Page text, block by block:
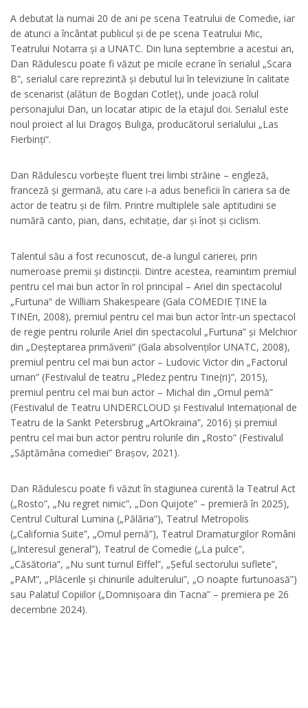
A debutat la numai 20 de ani pe scena Teatrului de Comedie, iar
de atunci a încântat publicul și de pe scena Teatrului Mic,
Teatrului Notarra și a UNATC. Din luna septembrie a acestui an,
Dan Rădulescu poate fi văzut pe micile ecrane în serialul „Scara
B“, serialul care reprezintă și debutul lui în televiziune în calitate
de scenarist (alături de Bogdan Cotleț), unde joacă rolul
personajului Dan, un locatar atipic de la etajul doi. Serialul este
noul proiect al lui Dragoș Buliga, producătorul serialului „Las
Fierbinți“.
Dan Rădulescu vorbește fluent trei limbi străine – engleză,
franceză și germană, atu care i-a adus beneficii în cariera sa de
actor de teatru și de film. Printre multiplele sale aptitudini se
numără canto, pian, dans, echitație, dar și înot și ciclism.
Talentul său a fost recunoscut, de-a lungul carierei, prin
numeroase premii și distincții. Dintre acestea, reamintim premiul
pentru cel mai bun actor în rol principal – Ariel din spectacolul
„Furtuna“ de William Shakespeare (Gala COMEDIE ȚINE la
TINEri, 2008), premiul pentru cel mai bun actor într-un spectacol
de regie pentru rolurile Ariel din spectacolul „Furtuna” și Melchior
din „Deșteptarea primăverii“ (Gala absolvenților UNATC, 2008),
premiul pentru cel mai bun actor – Ludovic Victor din „Factorul
uman” (Festivalul de teatru „Pledez pentru Tine(ri)”, 2015),
premiul pentru cel mai bun actor – Michal din „Omul pernă”
(Festivalul de Teatru UNDERCLOUD și Festivalul Internațional de
Teatru de la Sankt Petersbrug „ArtOkraina”, 2016) și premiul
pentru cel mai bun actor pentru rolurile din „Rosto” (Festivalul
„Săptămâna comediei” Brașov, 2021).
Dan Rădulescu poate fi văzut în stagiunea curentă la Teatrul Act
(„Rosto”, „Nu regret nimic”, „Don Quijote” – premieră în 2025),
Centrul Cultural Lumina („Pălăria”), Teatrul Metropolis
(„California Suite”, „Omul pernă”), Teatrul Dramaturgilor Români
(„Interesul general”), Teatrul de Comedie („La pulce”,
„Căsătoria”, „Nu sunt turnul Eiffel”, „Șeful sectorului suflete”,
„PAM”, „Plăcerile și chinurile adulterului”, „O noapte furtunoasă”)
sau Palatul Copiilor („Domnișoara din Tacna” – premiera pe 26
decembrie 2024).